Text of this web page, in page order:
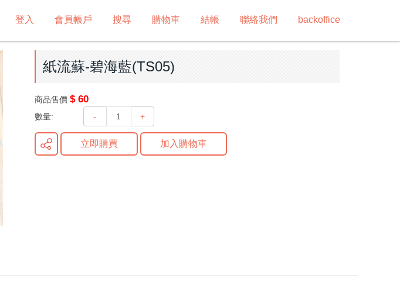
登入 會員帳戶 搜尋 購物車 結帳 聯絡我們 backoffice
紙流蘇-碧海藍(TS05)
商品售價 $ 60
數量: - +
立即購買 加入購物車